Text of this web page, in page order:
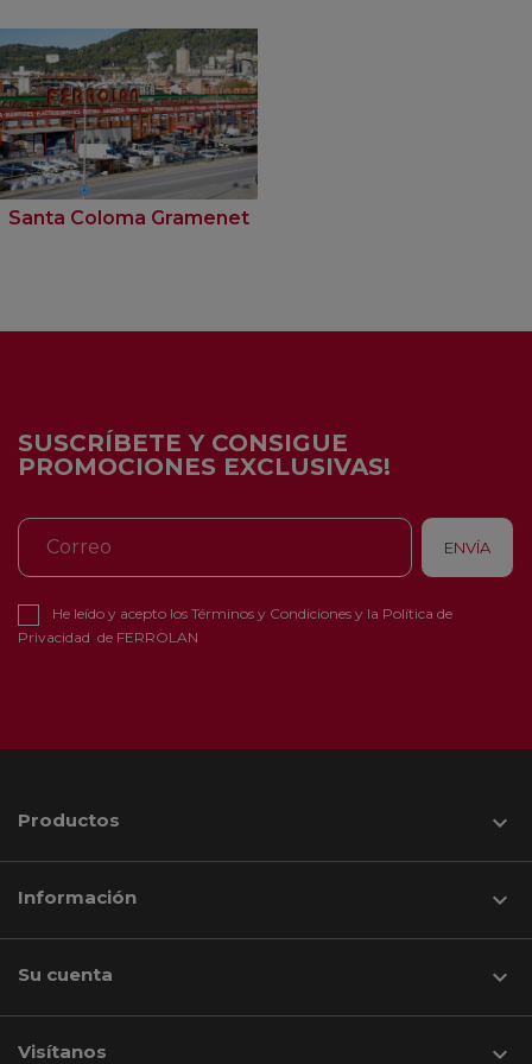
Santa Coloma Gramenet
SUSCRÍBETE Y CONSIGUE
PROMOCIONES EXCLUSIVAS!
He leído y acepto los Términos y Condiciones y la Política de
Privacidad de FERROLAN
Productos 
Información 
Su cuenta 
Visítanos keyboard_arrow_down